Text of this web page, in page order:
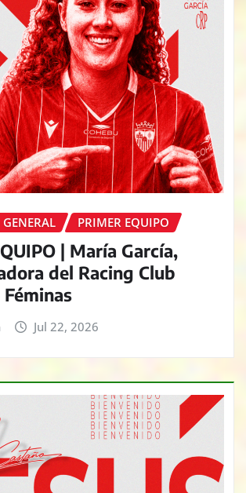
GENERAL PRIMER EQUIPO
| María García,
del Racing Club
Jul 22, 2026